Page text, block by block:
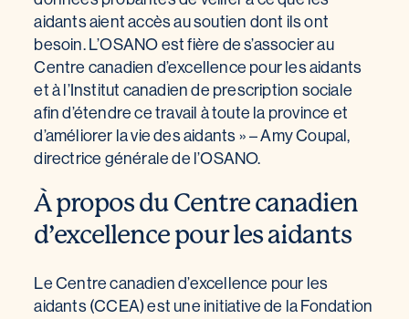
aidants aient accès au soutien dont ils ont
besoin. L’OSANO est fière de s’associer au
Centre canadien d’excellence pour les aidants
et à l’Institut canadien de prescription sociale
afin d’étendre ce travail à toute la province et
d’améliorer la vie des aidants » – Amy Coupal,
directrice générale de l’OSANO.
À propos du Centre canadien
d’excellence pour les aidants
Le Centre canadien d’excellence pour les
aidants (CCEA) est une initiative de la Fondation